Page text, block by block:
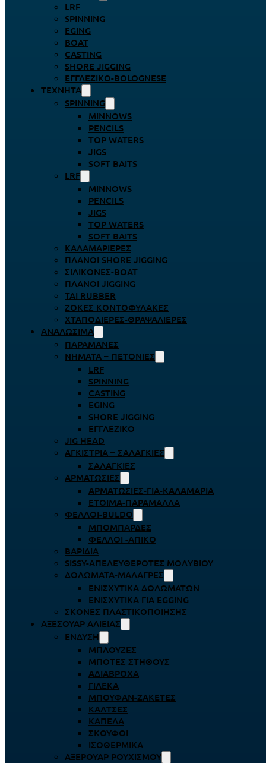
LRF
SPINNING
EGING
BOAT
CASTING
SHORE JIGGING
ΕΓΓΛΈΖΙΚΟ-BOLOGNESE
ΤΕΧΝΗΤΆ
SPINNING
MINNOWS
PENCILS
TOP WATERS
JIGS
SOFT BAITS
LRF
MINNOWS
PENCILS
JIGS
TOP WATERS
SOFT BAITS
ΚΑΛΑΜΑΡΙΈΡΕΣ
ΠΛΆΝΟΙ SHORE JIGGING
ΣΙΛΙΚΌΝΕΣ-BOAT
ΠΛΆΝΟΙ JIGGING
TAI RUBBER
ΖΌΚΕΣ ΚΟΝΤΟΦΎΛΑΚΕΣ
ΧΤΑΠΟΔΙΈΡΕΣ-ΘΡΑΨΑΛΙΈΡΕΣ
ΑΝΑΛΏΣΙΜΑ
ΠΑΡΑΜΆΝΕΣ
ΝΉΜΑΤΑ – ΠΕΤΟΝΙΈΣ
LRF
SPINNING
CASTING
EGING
SHORE JIGGING
ΕΓΓΛΈΖΙΚΟ
JIG HEAD
ΑΓΚΊΣΤΡΙΑ – ΣΑΛΑΓΚΙΈΣ
ΣΑΛΑΓΚΙΈΣ
ΑΡΜΑΤΩΣΙΈΣ
ΑΡΜΑΤΩΣΙΈΣ-ΓΙΑ-ΚΑΛΑΜΆΡΙΑ
ΈΤΟΙΜΑ-ΠΑΡΆΜΑΛΛΑ
ΦΕΛΛΟΊ-BULDO
ΜΠΟΜΠΆΡΔΕΣ
ΦΕΛΛΟΊ -ΑΠΊΚΟ
ΒΑΡΊΔΙΑ
SISSY-ΑΠΕΛΕΥΘΕΡΟΤΈΣ ΜΟΛΥΒΙΟΎ
ΔΟΛΏΜΑΤΑ-ΜΑΛΆΓΡΕΣ
ΕΝΙΣΧΥΤΙΚΆ ΔΟΛΩΜΆΤΩΝ
ΕΝΙΣΧΥΤΙΚΆ ΓΙΑ EGGING
ΣΚΌΝΕΣ ΠΛΑΣΤΙΚΟΠΟΊΗΣΗΣ
ΑΞΕΣΟΥΆΡ ΑΛΙΕΊΑΣ
ΈΝΔΥΣΗ
ΜΠΛΟΎΖΕΣ
ΜΠΌΤΕΣ ΣΤΉΘΟΥΣ
ΑΔΙΆΒΡΟΧΑ
ΓΙΛΈΚΑ
ΜΠΟΥΦΆΝ-ΖΑΚΈΤΕΣ
ΚΆΛΤΣΕΣ
ΚΑΠΈΛΑ
ΣΚΟΎΦΟΙ
ΙΣΟΘΕΡΜΙΚΆ
ΑΞΕΡΟΥΆΡ ΡΟΥΧΙΣΜΟΎ